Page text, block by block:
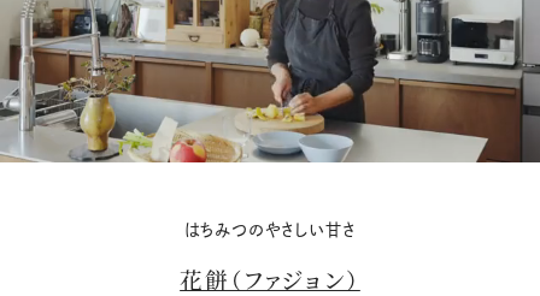
はちみつのやさしい甘さ
花餅（ファジョン）